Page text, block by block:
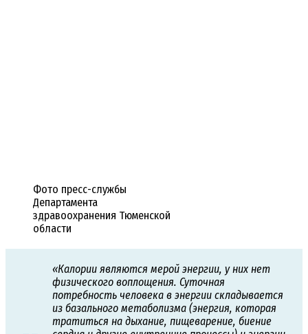
Фото пресс-службы
Департамента
здравоохранения Тюменской
области
«Калории являются мерой энергии, у них нет
физического воплощения. Суточная
потребность человека в энергии складывается
из базального метаболизма (энергия, которая
тратиться на дыхание, пищеварение, биение